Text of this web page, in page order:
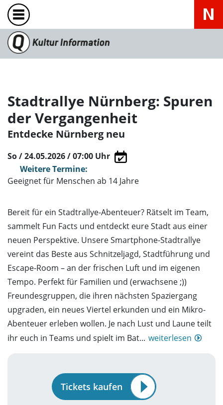
Stadtrallye Nürnberg: Spuren
der Vergangenheit
Entdecke Nürnberg neu
So / 24.05.2026 / 07:00 Uhr
Weitere Termine:
Geeignet für Menschen ab 14 Jahre
Bereit für ein Stadtrallye-Abenteuer? Rätselt im Team,
sammelt Fun Facts und entdeckt eure Stadt aus einer
neuen Perspektive. Unsere Smartphone-Stadtrallye
vereint das Beste aus Schnitzeljagd, Stadtführung und
Escape-Room – an der frischen Luft und im eigenen
Tempo. Perfekt für Familien und (erwachsene ;))
Freundesgruppen, die ihren nächsten Spaziergang
upgraden, ein neues Viertel erkunden und ein Mikro-
Abenteuer erleben wollen. Je nach Lust und Laune teilt
ihr euch in Teams und spielt im Bat... weiterlesen
Tickets kaufen